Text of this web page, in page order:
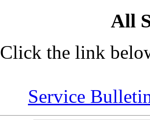
All
Click the link
Service